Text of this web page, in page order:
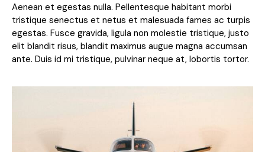
Aenean et egestas nulla. Pellentesque habitant morbi
tristique senectus et netus et malesuada fames ac turpis
egestas. Fusce gravida, ligula non molestie tristique, justo
elit blandit risus, blandit maximus augue magna accumsan
ante. Duis id mi tristique, pulvinar neque at, lobortis tortor.